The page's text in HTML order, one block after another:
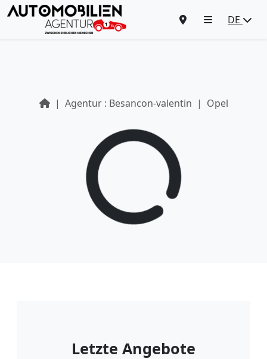
DE
Agentur : Besancon-valentin Opel
Letzte Angebote